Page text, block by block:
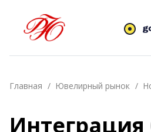
Главная Ювелирный рынок
Интеграция